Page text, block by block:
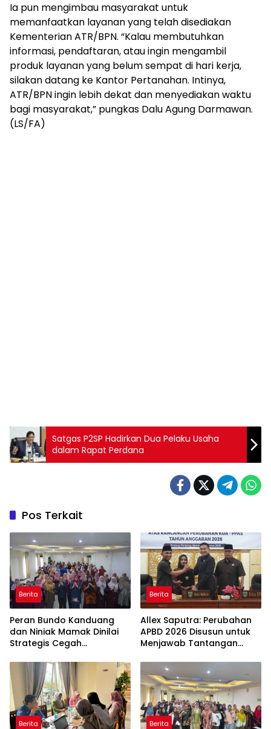
Ia pun mengimbau masyarakat untuk
memanfaatkan layanan yang telah disediakan
Kementerian ATR/BPN. “Kalau membutuhkan
informasi, pendaftaran, atau ingin mengambil
produk layanan yang belum sempat di hari kerja,
silakan datang ke Kantor Pertanahan. Intinya,
ATR/BPN ingin lebih dekat dan menyediakan waktu
bagi masyarakat,” pungkas Dalu Agung Darmawan.
(LS/FA)
Satgas P2SP Hadirkan Dua Pelaku Usaha
dalam Rapat Perdana
Pos Terkait
Berita
Peran Bundo Kanduang
dan Niniak Mamak Dinilai
Strategis Cegah
Berita
Allex Saputra: Perubahan
APBD 2026 Disusun untuk
Menjawab Tantangan
Berita Berita